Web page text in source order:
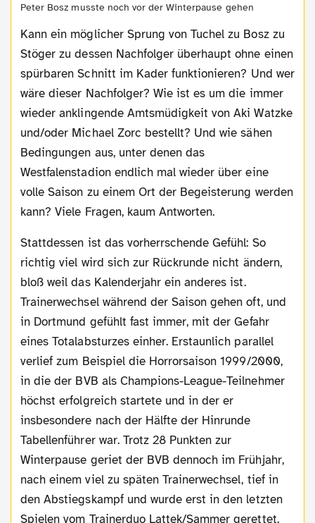
Peter Bosz musste noch vor der Winterpause gehen
Kann ein möglicher Sprung von Tuchel zu Bosz zu
Stöger zu dessen Nachfolger überhaupt ohne einen
spürbaren Schnitt im Kader funktionieren? Und wer
wäre dieser Nachfolger? Wie ist es um die immer
wieder anklingende Amtsmüdigkeit von Aki Watzke
und/oder Michael Zorc bestellt? Und wie sähen
Bedingungen aus, unter denen das
Westfalenstadion endlich mal wieder über eine
volle Saison zu einem Ort der Begeisterung werden
kann? Viele Fragen, kaum Antworten.
Stattdessen ist das vorherrschende Gefühl: So
richtig viel wird sich zur Rückrunde nicht ändern,
bloß weil das Kalenderjahr ein anderes ist.
Trainerwechsel während der Saison gehen oft, und
in Dortmund gefühlt fast immer, mit der Gefahr
eines Totalabsturzes einher. Erstaunlich parallel
verlief zum Beispiel die Horrorsaison 1999/2000,
in die der BVB als Champions-League-Teilnehmer
höchst erfolgreich startete und in der er
insbesondere nach der Hälfte der Hinrunde
Tabellenführer war. Trotz 28 Punkten zur
Winterpause geriet der BVB dennoch im Frühjahr,
nach einem viel zu späten Trainerwechsel, tief in
den Abstiegskampf und wurde erst in den letzten
Spielen vom Trainerduo Lattek/Sammer gerettet.